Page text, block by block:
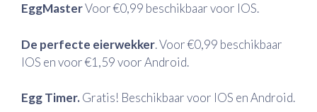
EggMasterVoor €0,99 beschikbaar voor IOS.
De perfecte eierwekker. Voor €0,99 beschikbaar
IOS en voor €1,59 voor Android.
Egg Timer.Gratis! Beschikbaar voor IOS en Android.